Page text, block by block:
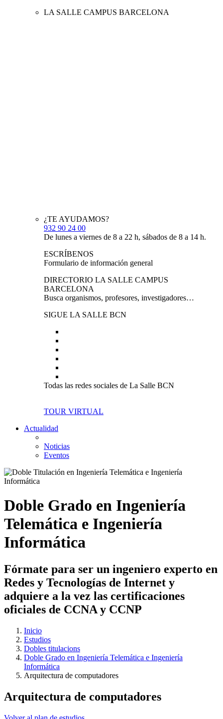
LA SALLE CAMPUS BARCELONA
¿TE AYUDAMOS?
932 90 24 00
De lunes a viernes de 8 a 22 h, sábados de 8 a 14 h.
ESCRÍBENOS
Formulario de información general
DIRECTORIO LA SALLE CAMPUS
BARCELONA
Busca organismos, profesores, investigadores…
SIGUE LA SALLE BCN
Todas las redes sociales de La Salle BCN
TOUR VIRTUAL
Actualidad
Noticias
Eventos
Doble Grado en Ingeniería
Telemática e Ingeniería
Informática
Fórmate para ser un ingeniero experto en
Redes y Tecnologías de Internet y
adquiere a la vez las certificaciones
oficiales de CCNA y CCNP
Inicio
Estudios
Dobles titulacions
Doble Grado en Ingeniería Telemática e Ingeniería
Informática
Arquitectura de computadores
Arquitectura de computadores